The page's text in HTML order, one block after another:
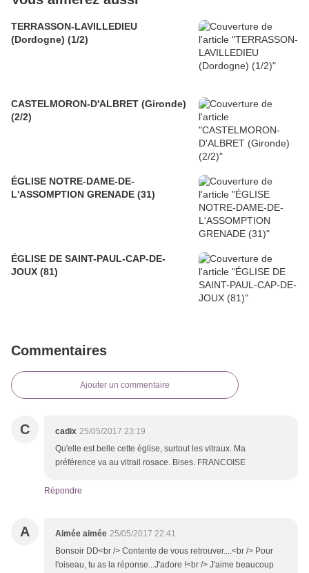
TERRASSON-LAVILLEDIEU
(Dordogne) (1/2)
CASTELMORON-D'ALBRET (Gironde)
(2/2)
ÉGLISE NOTRE-DAME-DE-
L'ASSOMPTION GRENADE (31)
ÉGLISE DE SAINT-PAUL-CAP-DE-
JOUX (81)
Commentaires
Ajouter un commentaire
C cadix 25/05/2017 23:19
Qu'elle est belle cette église, surtout les vitraux. Ma
préférence va au vitrail rosace. Bises. FRANCOISE
Répondre
A Aimée aimée 25/05/2017 22:41
Bonsoir DD<br /> Contente de vous retrouver....<br /> Pour
l'oiseau, tu as la réponse...J'adore !<br /> J'aime beaucoup